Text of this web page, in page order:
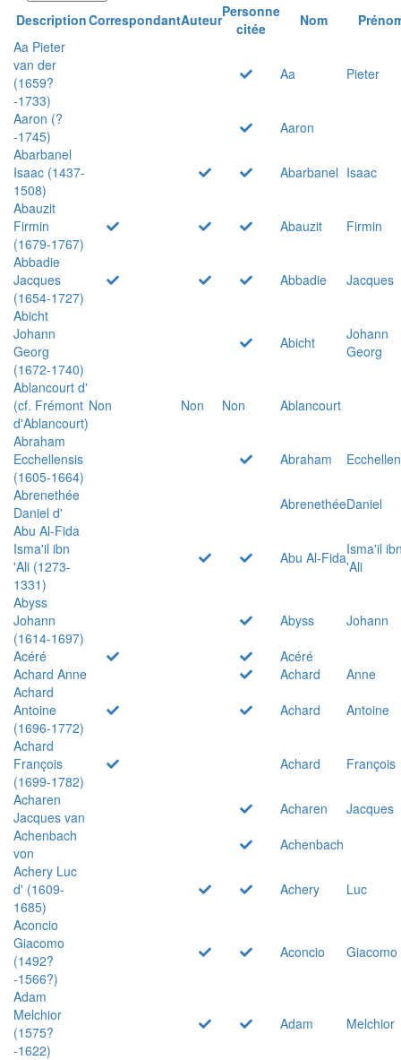
DescriptionCorrespondantAuteurPersonne
citée
Nom
Aa Pieter
van der
(1659?
-1733)
Aa Pieter
Aaron (?
-1745)
Aaron
Abarbanel
Isaac (1437-
1508)
Abarbanel Isaac
Abauzit
Firmin
(1679-1767)
Abauzit
Firmin
Abbadie
Jacques
(1654-1727)
Abbadie
Jacques
Abicht
Johann
Georg
(1672-1740)
Abicht
Johann
Georg
Ablancourt d'
(cf. Frémont
d'Ablancourt)
Non Non Non
Ablancourt
Abraham
Ecchellensis
(1605-1664)
Abraham
Abrenethée
Daniel d'
AbrenethéeDaniel
Abu Al-Fida
Isma'il ibn
'Ali (1273-
1331)
Abu Al-FidaIsma'il
'Ali
Abyss
Johann
(1614-1697)
Abyss
Johann
Acéré
Acéré
Achard Anne
Achard
Anne
Achard
Antoine
(1696-1772)
Achard
Antoine
Achard
François
(1699-1782)
Achard
François
Acharen
Jacques van
Acharen
Jacques
Achenbach
von
Achenbach
Achery Luc
d' (1609-
1685)
Achery
Luc
Aconcio
Giacomo
(1492?
-1566?)
Aconcio Giacomo
Adam
Melchior
(1575?
-1622)
Adam Melchior